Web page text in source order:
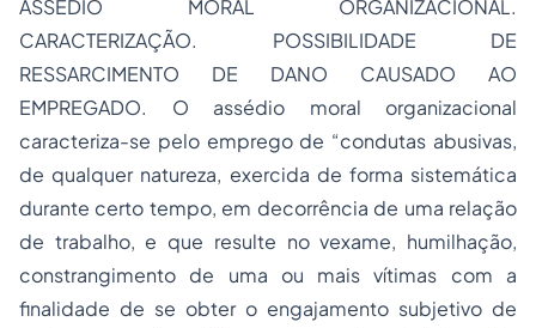
ASSÉDIO MORAL ORGANIZACIONAL.
CARACTERIZAÇÃO. POSSIBILIDADE DE
RESSARCIMENTO DE DANO CAUSADO AO
EMPREGADO. O assédio moral organizacional
caracteriza-se pelo emprego de “condutas abusivas,
de qualquer natureza, exercida de forma sistemática
durante certo tempo, em decorrência de uma relação
de trabalho, e que resulte no vexame, humilhação,
constrangimento de uma ou mais vítimas com a
finalidade de se obter o engajamento subjetivo de